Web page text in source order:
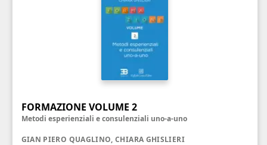
FORMAZIONE VOLUME 2
Metodi esperienziali e consulenziali uno-a-uno
GIAN PIERO QUAGLINO, CHIARA GHISLIERI